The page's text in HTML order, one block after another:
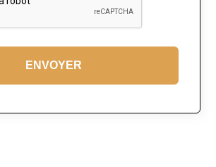
ENVOYER